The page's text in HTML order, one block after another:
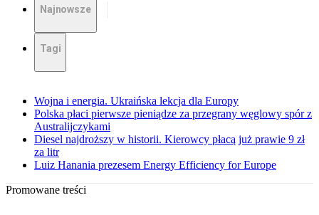
Najnowsze
Tagi
Wojna i energia. Ukraińska lekcja dla Europy
Polska płaci pierwsze pieniądze za przegrany węglowy spór z
Australijczykami
Diesel najdroższy w historii. Kierowcy płacą już prawie 9 zł
za litr
Luiz Hanania prezesem Energy Efficiency for Europe
Promowane treści